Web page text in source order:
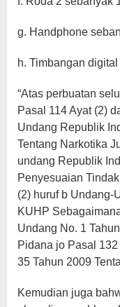
g. Handphone
h. Timbangan
“Atas perbuatan
Pasal 114 Ayat (2)
Undang Republik
Tentang Narkotika
undang Republik
Penyesuaian
(2) huruf b Undang-
KUHP
Undang No. 1
Pidana jo Pasal
35 Tahun 2009
Kemudian juga